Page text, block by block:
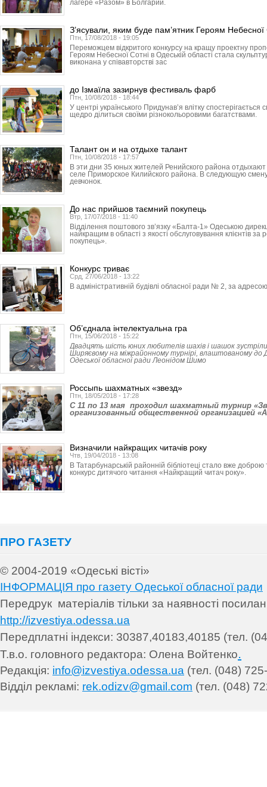
лагере «Разом» в Болгарии.
З’ясували, яким буде пам’ятник Героям Небесної
Птн, 17/08/2018 - 19:05
Переможцем відкритого конкурсу на кращу проектну
Героям Небесної Сотні в Одеській області стала
виконана у співавторстві зас
до Ізмаїла зазирнув фестиваль фарб
Птн, 10/08/2018 - 18:44
У центрі українського Придунав’я влітку
щедро ділиться своїми різнокольоровими багатствами.
Талант он и на отдыхе талант
Птн, 10/08/2018 - 17:57
В эти дни 35 юных жителей Ренийского района отдыхают
селе Приморское Килийского района. В следующую
девчонок.
До нас прийшов таємний покупець
Втр, 17/07/2018 - 11:40
Відділення поштового зв’язку «Балта-1» Одеською
найкращим в області з якості обслуговування клієнтів
покупець».
Конкурс триває
Срд, 27/06/2018 - 13:22
В адміністративній будівлі обласної ради № 2, за
Об’єднала інтелектуальна гра
Птн, 15/06/2018 - 15:22
Двадцять шість юних любителів шахів і шашок
Ширяєвому на міжрайонному турнірі, влаштованому
Одеської обласної ради Леонідом Шимо
Россыпь шахматных «звезд»
Птн, 18/05/2018 - 17:28
C 11 по 13 мая проходил шахматный турнир
организованный общественной организацией
Визначили найкращих читачів року
Чтв, 19/04/2018 - 13:08
В Татарбунарській районній бібліотеці стало вже
конкурс дитячого читання «Найкращий читач року».
ПРО ГАЗЕТУ
© 2004-2019 «Одеські вісті»
ІНФОРМАЦІЯ про газету Одеської обласної ради
Передрук матеріалів тільки за наявності
http://izvestiya.odessa.ua
Передплатні індекси: 30387,40183,40185 (тел.
Т.в.о. головного редактора: Олена Войтенко.
Редакція: info@izvestiya.odessa.ua (тел. (048)
Відділ рекламі: rek.odizv@gmail.com (тел. (048)